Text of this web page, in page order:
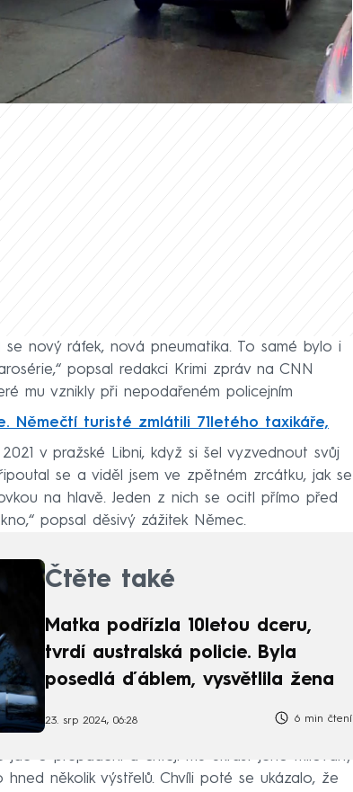
škodu.
nový ráfek, nová pneumatika. To samé bylo i
popsal redakci Krimi zpráv na CNN
mu vznikly při nepodařeném policejním
Němečtí turisté zmlátili 71letého taxikáře,
v pražské Libni, když si šel vyzvednout svůj
se a viděl jsem ve zpětném zrcátku, jak se
na hlavě. Jeden z nich se ocitl přímo před
popsal děsivý zážitek Němec.
Čtěte také
Matka podřízla 10letou dceru,
tvrdí australská policie. Byla
posedlá ďáblem, vysvětlila žena
23. srp 2024, 06:28 6 min čtení
jde o přepadení a chtějí mu ukrást jeho milovaný
několik výstřelů. Chvíli poté se ukázalo, že